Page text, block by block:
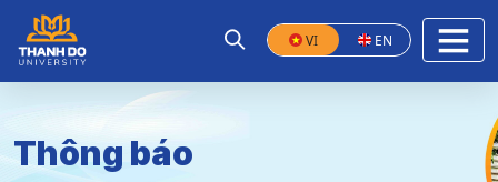
VI EN
Thông báo